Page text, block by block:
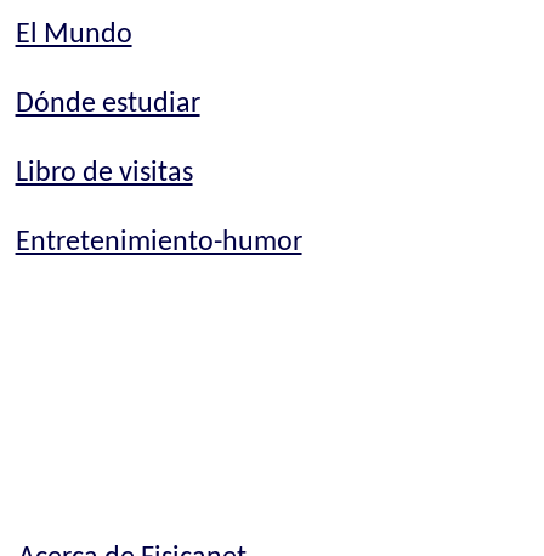
El Mundo
Dónde estudiar
Libro de visitas
Entretenimiento-humor